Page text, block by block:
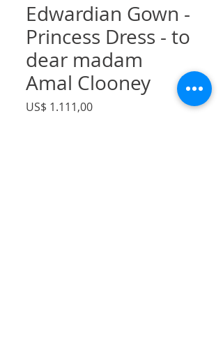
Edwardian Gown -
Princess Dress - to
dear madam
Amal Clooney
US$ 1.111,00Preço